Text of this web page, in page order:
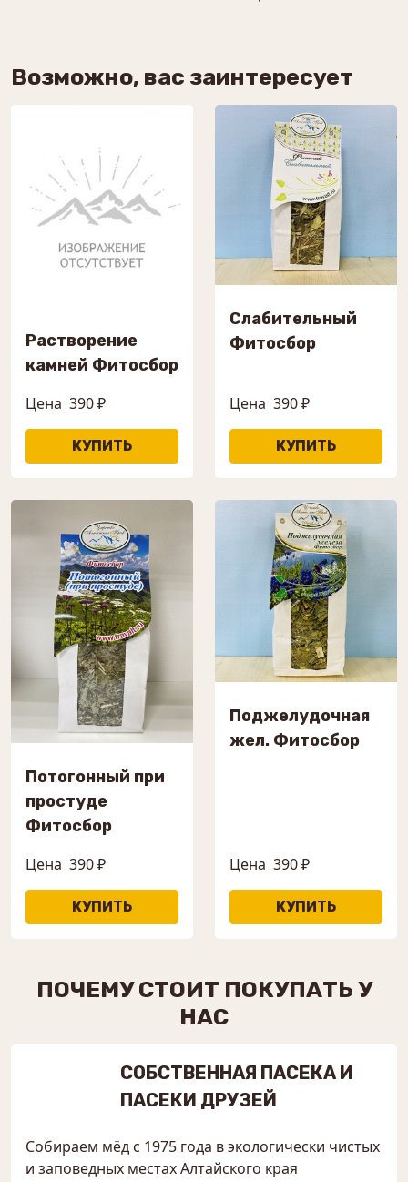
Возможно, вас заинтересует
Растворение
камней Фитосбор
Цена 390 ₽
Слабительный
Фитосбор
Цена 390 ₽
Потогонный при
простуде
Фитосбор
Цена 390 ₽
Поджелудочная
жел. Фитосбор
Цена 390 ₽
ПОЧЕМУ СТОИТ ПОКУПАТЬ У
НАС
СОБСТВЕННАЯ ПАСЕКА И
ПАСЕКИ ДРУЗЕЙ
Собираем мёд с 1975 года в экологически чистых
и заповедных местах Алтайского края